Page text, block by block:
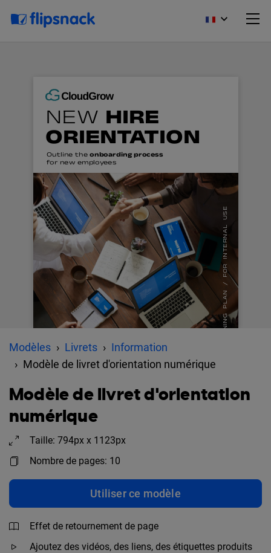
Modèles Livrets
Information
Modèle de livret d'orientation numérique
Modèle de livret d'orientation
numérique
Taille: 794px x 1123px
Nombre de pages: 10
Utiliser ce modèle
Effet de retournement de page
Ajoutez des vidéos, des liens, des étiquettes produits